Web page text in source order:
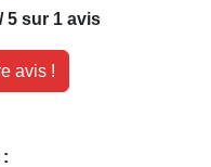
5 sur 1 avis
avis !